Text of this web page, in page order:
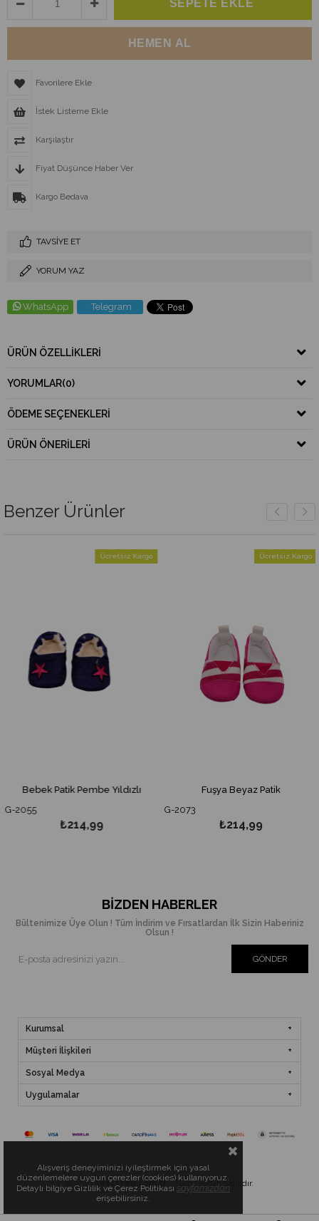
Favorilere Ekle
İstek Listeme Ekle
Karşılaştır
Fiyat Düşünce Haber Ver
Kargo Bedava
TAVSIYE ET
YORUM YAZ
WhatsApp Telegram
ÜRÜN ÖZELLIKLERI
YORUMLAR(0)
ÖDEME SEÇENEKLERI
ÜRÜN ÖNERILERI
Benzer Ürünler
Bebek Patik Pembe Yıldızlı
G-2055
₺214,99
Ücretsiz Kargo
Fuşya Beyaz Patik
G-2073
₺214,99
Ücretsiz Kargo
BIZDEN HABERLER
Bültenimize Üye Olun ! Tüm İndirim ve Fırsatlardan İlk Sizin Haberiniz
Olsun !
GÖNDER
Kurumsal
Müşteri İlişkileri
Sosyal Medya
Uygulamalar
© 2021firststep.com.tr- Tüm Hakları Saklıdır.
Alışveriş deneyiminizi iyileştirmek için yasal
düzenlemelere uygun çerezler (cookies) kullanıyoruz.
Detaylı bilgiye Gizlilik ve Çerez Politikası sayfamızdan
erişebilirsiniz.